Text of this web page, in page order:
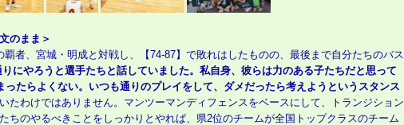
のまま＞
者、宮城・明成と対戦し、【74-87】で敗れはしたものの、最後まで自分たちのバス
りにやろうと選手たちと話していました。私自身、彼らは力のある子たちだと思って
たらよくない。いつも通りのプレイをして、ダメだったら考えようというスタンス
たわけではありません。マンツーマンディフェンスをベースにして、トランジション
ちのやるべきことをしっかりとやれば、県2位のチームが全国トップクラスのチーム